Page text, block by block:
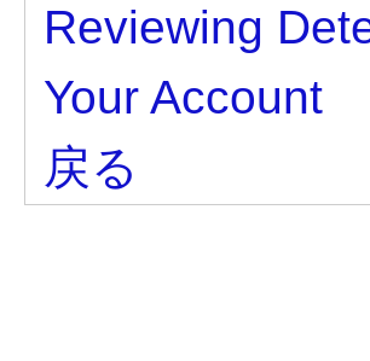
Reviewing
Your Account
戻る